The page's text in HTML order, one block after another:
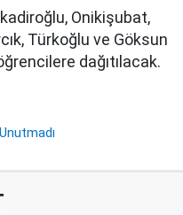
Onikişubat,
Türkoğlu ve Göksun
dağıtılacak.